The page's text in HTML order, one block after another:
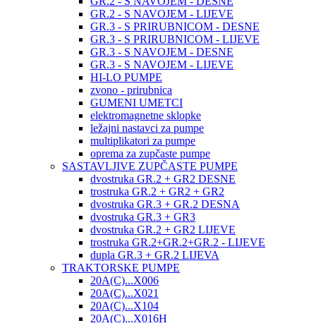
GR.2 - S NAVOJEM - LIJEVE
GR.3 - S PRIRUBNICOM - DESNE
GR.3 - S PRIRUBNICOM - LIJEVE
GR.3 - S NAVOJEM - DESNE
GR.3 - S NAVOJEM - LIJEVE
HI-LO PUMPE
zvono - prirubnica
GUMENI UMETCI
elektromagnetne sklopke
ležajni nastavci za pumpe
multiplikatori za pumpe
oprema za zupčaste pumpe
SASTAVLJIVE ZUPČASTE PUMPE
dvostruka GR.2 + GR2 DESNE
trostruka GR.2 + GR2 + GR2
dvostruka GR.3 + GR.2 DESNA
dvostruka GR.3 + GR3
dvostruka GR.2 + GR2 LIJEVE
trostruka GR.2+GR.2+GR.2 - LIJEVE
dupla GR.3 + GR.2 LIJEVA
TRAKTORSKE PUMPE
20A(C)...X006
20A(C)...X021
20A(C)...X104
20A(C)...X016H